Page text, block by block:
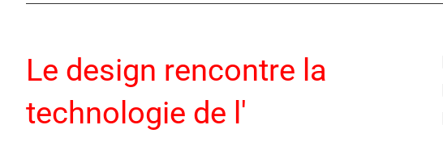
Le design rencontre la
technologie de l'